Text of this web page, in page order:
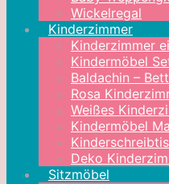
Wickelregal
Kinderzimmer
Kinderzimmer
Kindermöbel
Baldachin –
Rosa
Weißes
Kindermöbel
Deko
Sitzmöbel